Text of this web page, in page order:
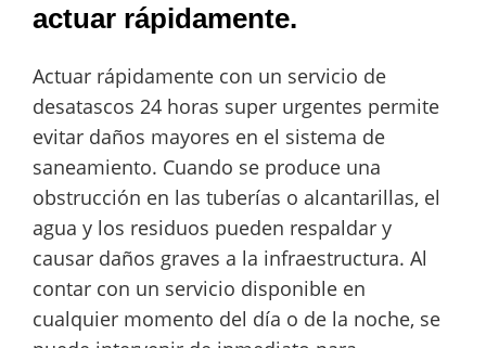
actuar rápidamente.
Actuar rápidamente con un servicio de
desatascos 24 horas super urgentes permite
evitar daños mayores en el sistema de
saneamiento. Cuando se produce una
obstrucción en las tuberías o alcantarillas, el
agua y los residuos pueden respaldar y
causar daños graves a la infraestructura. Al
contar con un servicio disponible en
cualquier momento del día o de la noche, se